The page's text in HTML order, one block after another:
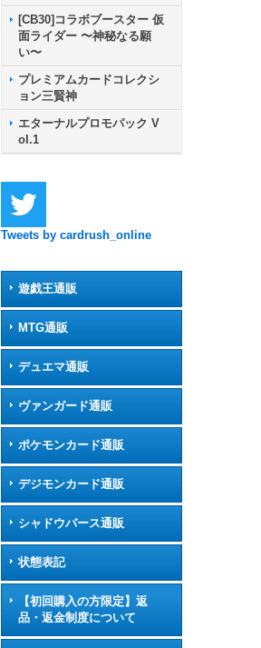
[CB30]コラボブースター 仮
面ライダー 〜神秘なる願
い〜
プレミアムカードコレクシ
ョン三賢神
エターナルプロモパック V
ol.1
Tweets by cardrush_online
遊戯王通販
MTG通販
デュエマ通販
ヴァンガード通販
ポケモンカード通販
デジモンカード通販
シャドウバース通販
状態表記
【初回購入の方限定】返
品・返金制度について